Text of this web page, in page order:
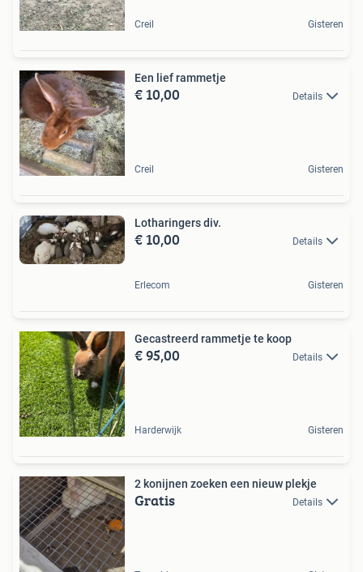
Creil Gisteren
Een lief rammetje
€ 10,00 Details
Creil Gisteren
Lotharingers div.
€ 10,00 Details
Erlecom Gisteren
Gecastreerd rammetje te koop
€ 95,00 Details
Harderwijk Gisteren
2 konijnen zoeken een nieuw plekje
Gratis Details